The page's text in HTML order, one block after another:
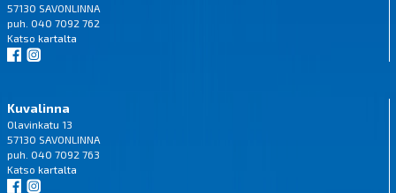
57130 SAVONLINNA
puh. 040 7092 762
Katso kartalta
Kuvalinna
Olavinkatu 13
57130 SAVONLINNA
puh. 040 7092 763
Katso kartalta